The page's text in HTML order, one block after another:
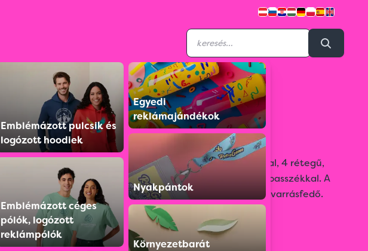
Emblémázott pulcsik és
logózott hoodiek
Emblémázott céges
pólók, logózott
reklámpólók
Egyedi
reklámajándékok
Nyakpántok
Környezetbarát
CA12054001
Pointer Child póló
Hosszú ujjú póló, oldalsó varrásokkal, 4 rétegű,
kerek nyakkal és 1x1-es bordázású passzékkal. A
nyakon és a vállakon megerősített varrásfedő.
Színválaszték: